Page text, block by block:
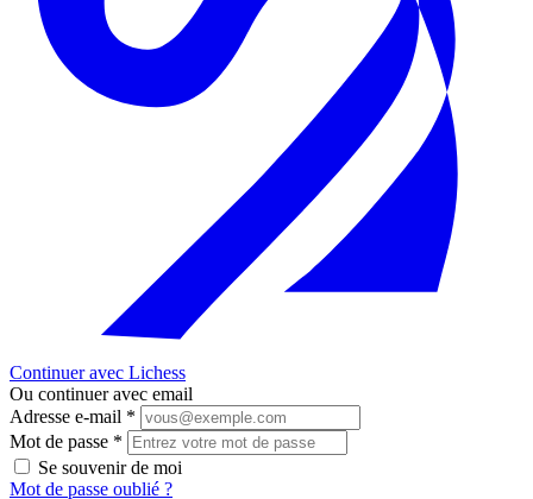
Continuer avec Lichess
Ou continuer avec email
Adresse e-mail *
Mot de passe *
Se souvenir de moi
Mot de passe oublié ?